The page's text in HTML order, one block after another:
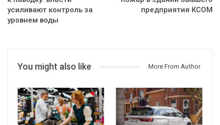
усиливают контроль за
уровнем воды
предприятия КСОМ
You might also like More From Author